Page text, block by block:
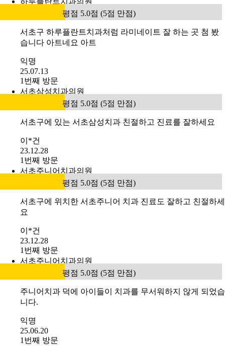
평점 5.0점 (5점 만점)
서초구 하루플란트치과처럼 라미네이트 잘 하는 곳 첨 봤
습니다 아트네요 아트
익명
25.07.13
1번째 방문
서초삼성치과의원
평점 5.0점 (5점 만점)
서초구에 있는 서초삼성치과 친절하고 진료를 잘하세요
이*건
23.12.28
1번째 방문
서초주니어치과의원
평점 5.0점 (5점 만점)
서초구에 위치한 서초주니어 치과 진료도 잘하고 친절하세
요
이*건
23.12.28
1번째 방문
서초주니어치과의원
평점 5.0점 (5점 만점)
주니어치과 덕에 아이들이 치과를 무서워하지 않게 되었습
니다.
익명
25.06.20
1번째 방문